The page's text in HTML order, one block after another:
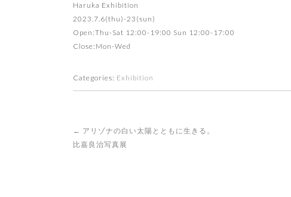
Haruka Exhibition
2023.7.6(thu)-23(sun)
Open:Thu-Sat 12:00-19:00 Sun 12:00-17:00
Close:Mon-Wed
Categories: Exhibition
navigation
← アリゾナの白い太陽とともに生きる。
比嘉良治写真展